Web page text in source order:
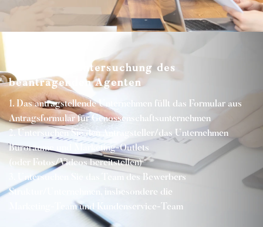
Hintergrunduntersuchung des
beantragenden Agenten
1. Das antragstellende Unternehmen füllt das Formular aus
Antragsformular für Genossenschaftsunternehmen
2. Untersuchen Sie den Antragsteller/das Unternehmen
Büroräume und Marketing-Outlets
(oder Fotos/Videos bereitstellen)
3. Untersuchen Sie das Team des Bewerbers
Struktur/Unternehmen, insbesondere die
Marketing-Team und Kundenservice-Team